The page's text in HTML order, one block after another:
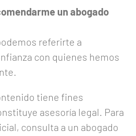
un abogado
referirte a
con quienes hemos
tiene fines
asesoría legal. Para
consulta a un abogado